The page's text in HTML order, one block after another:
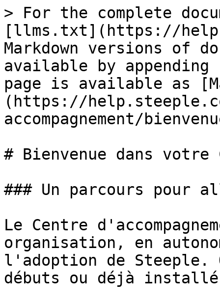
> For the complete
[llms.txt](https://
Markdown versions of
available by
page is available as
(https://
accompagnement/
# Bienvenue dans votre
### Un parcours pour
Le Centre
organisation, en
l'adoption de Steeple.
débuts ou déjà